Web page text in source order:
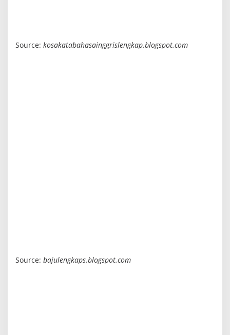
Source: kosakatabahasainggrislengkap.blogspot.com
Source: bajulengkaps.blogspot.com